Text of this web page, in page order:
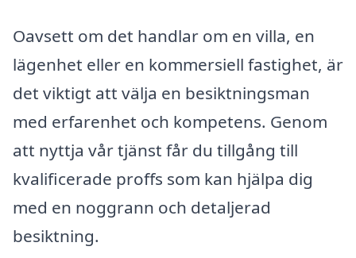
Oavsett om det handlar om en villa, en
lägenhet eller en kommersiell fastighet, är
det viktigt att välja en besiktningsman
med erfarenhet och kompetens. Genom
att nyttja vår tjänst får du tillgång till
kvalificerade proffs som kan hjälpa dig
med en noggrann och detaljerad
besiktning.